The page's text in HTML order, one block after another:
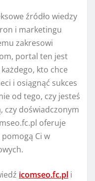
źródło wiedzy
i marketingu
zakresowi
portal ten jest
kto chce
i osiągnąć sukces
od tego, czy jesteś
czy doświadczonym
oferuje
Ci w
icomseo.fc.pl i